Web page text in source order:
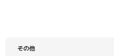
その他